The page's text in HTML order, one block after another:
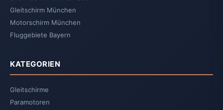
Gleitschirm München
Motorschirm München
Fluggebiete Bayern
KATEGORIEN
Gleitschirme
Paramotoren